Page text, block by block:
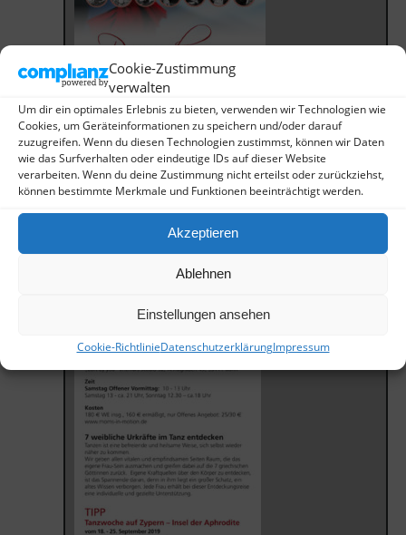
Cookie-Zustimmung
verwalten
Um dir ein optimales Erlebnis zu bieten, verwenden wir Technologien wie
Cookies, um Geräteinformationen zu speichern und/oder darauf
zuzugreifen. Wenn du diesen Technologien zustimmst, können wir Daten
wie das Surfverhalten oder eindeutige IDs auf dieser Website
verarbeiten. Wenn du deine Zustimmung nicht erteilst oder zurückziehst,
können bestimmte Merkmale und Funktionen beeinträchtigt werden.
Akzeptieren
Ablehnen
Einstellungen ansehen
Cookie-RichtlinieDatenschutzerklärungImpressum